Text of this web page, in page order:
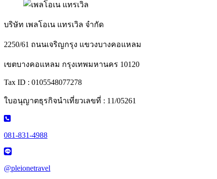
บริษัท เพลโอเน แทรเวิล จำกัด
2250/61 ถนนเจริญกรุง แขวงบางคอแหลม
เขตบางคอแหลม กรุงเทพมหานคร 10120
Tax ID : 0105548077278
ใบอนุญาตธุรกิจนำเที่ยวเลขที่ : 11/05261
081-831-4988
@pleionetravel